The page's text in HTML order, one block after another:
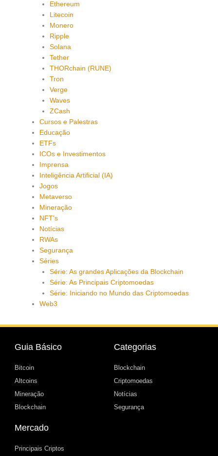
Ethereum
Litecoin
Monero
Ripple
Solana
Tether
THORchain (RUNE)
Tron
Verge
Waves
ZCash
Cursos e Palestras
Educação
ETFs
ICOs e Investimentos
Imprensa
Inteligência Artificial (IA)
Jogos
Metaverso
Mineração
NFT's
Notícias
RWAs
Segurança
Séries
Série: As grandes Aplicações da Blockchain
Série: As Principais Criptomoedas
Série: Iniciando no Mundo das Criptomoedas
Web3
Guia Básico
Bitcoin
Altcoins
Mineração
Blockchain
Categorias
Blockchain
Criptomoedas
Notícias
Segurança
Mercado
Principais Criptos